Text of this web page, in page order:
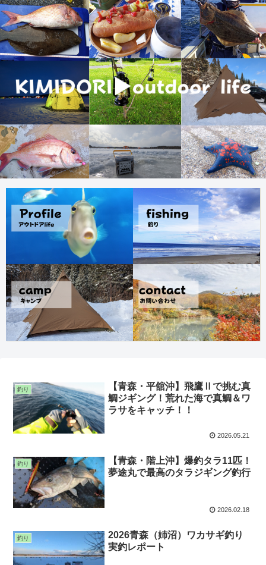
釣り
【青森・平舘沖】飛鷹Ⅱで挑む真
鯛ジギング！荒れた海で真鯛＆ワ
ラサをキャッチ！！
2026.05.21
釣り
【青森・階上沖】爆釣タラ11匹！
夢途丸で最高のタラジギング釣行
2026.02.18
釣り
2026青森（姉沼）ワカサギ釣り
実釣レポート